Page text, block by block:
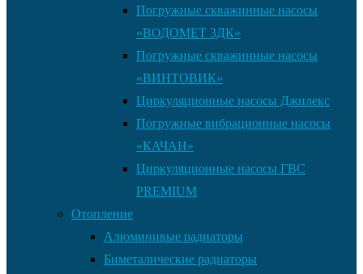
Погружные скважинные насосы
«ВОДОМЕТ 3ДК»
Погружные скважинные насосы
«ВИНТОВИК»
Циркуляционные насосы Джилекс
Погружные вибрационные насосы
«КАЧАН»
Циркуляционные насосы ГВС
PREMIUM
Отопление
Алюминивые радиаторы
Биметалические радиаторы